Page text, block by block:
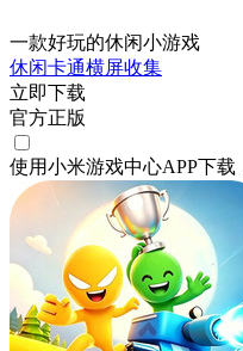
一款好玩的休闲小游戏
休闲卡通横屏收集
立即下载
官方正版
使用小米游戏中心APP下载